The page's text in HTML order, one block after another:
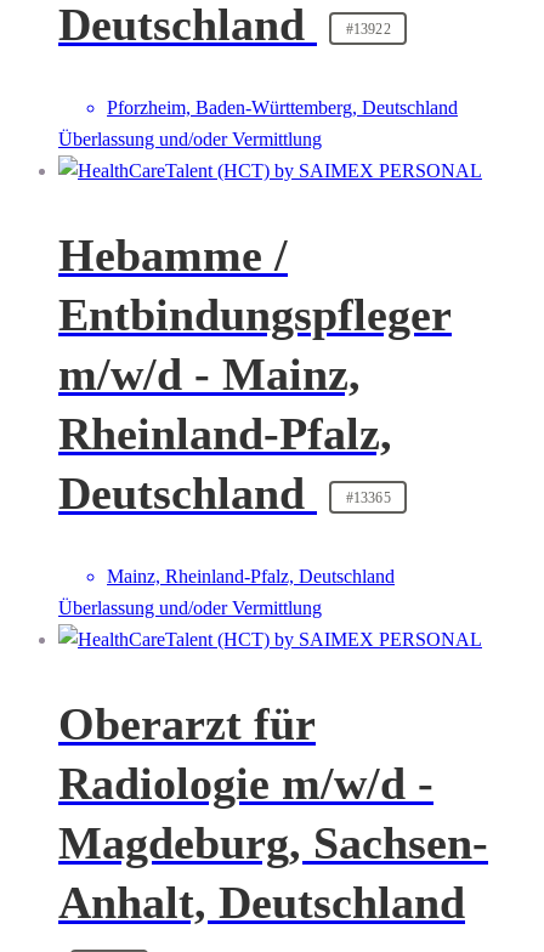
Deutschland
#13922
Pforzheim, Baden-Württemberg, Deutschland
Überlassung und/oder Vermittlung
Hebamme /
Entbindungspfleger
m/w/d - Mainz,
Rheinland-Pfalz,
Deutschland
#13365
Mainz, Rheinland-Pfalz, Deutschland
Überlassung und/oder Vermittlung
Oberarzt für
Radiologie m/w/d -
Magdeburg, Sachsen-
Anhalt, Deutschland